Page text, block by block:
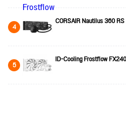
4 CORSAIR Nautilus 360 RS
5 ID-Cooling Frostflow